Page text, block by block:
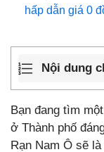
hấp dẫn giá 0
Nội dung
Bạn đang tìm
ở Thành phố
Rạn Nam Ô sẽ